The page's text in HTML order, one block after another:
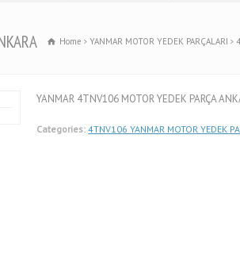
Home YANMAR MOTOR YEDEK PARÇALARI
YANMAR 4TNV106 MOTOR YEDEK PARÇA
Categories: 4TNV106 YANMAR MOTOR YEDEK